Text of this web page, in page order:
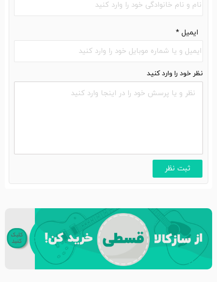
ایمیل *